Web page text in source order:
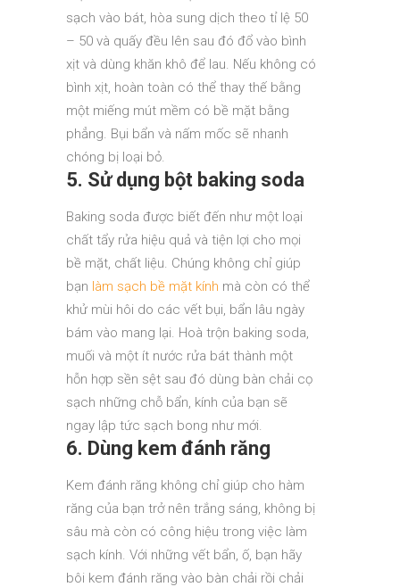
sạch vào bát, hòa sung dịch theo tỉ lệ 50
– 50 và quấy đều lên sau đó đổ vào bình
xịt và dùng khăn khô để lau. Nếu không có
bình xịt, hoàn toàn có thể thay thế bằng
một miếng mút mềm có bề mặt bằng
phẳng. Bụi bẩn và nấm mốc sẽ nhanh
chóng bị loại bỏ.
5. Sử dụng bột baking soda
Baking soda được biết đến như một loại
chất tẩy rửa hiệu quả và tiện lợi cho mọi
bề mặt, chất liệu. Chúng không chỉ giúp
bạn làm sạch bề mặt kính mà còn có thể
khử mùi hôi do các vết bụi, bẩn lâu ngày
bám vào mang lại. Hoà trộn baking soda,
muối và một ít nước rửa bát thành một
hỗn hợp sền sệt sau đó dùng bàn chải cọ
sạch những chỗ bẩn, kính của bạn sẽ
ngay lập tức sạch bong như mới.
6. Dùng kem đánh răng
Kem đánh răng không chỉ giúp cho hàm
răng của bạn trở nên trắng sáng, không bị
sâu mà còn có công hiệu trong việc làm
sạch kính. Với những vết bẩn, ố, bạn hãy
bôi kem đánh răng vào bàn chải rồi chải